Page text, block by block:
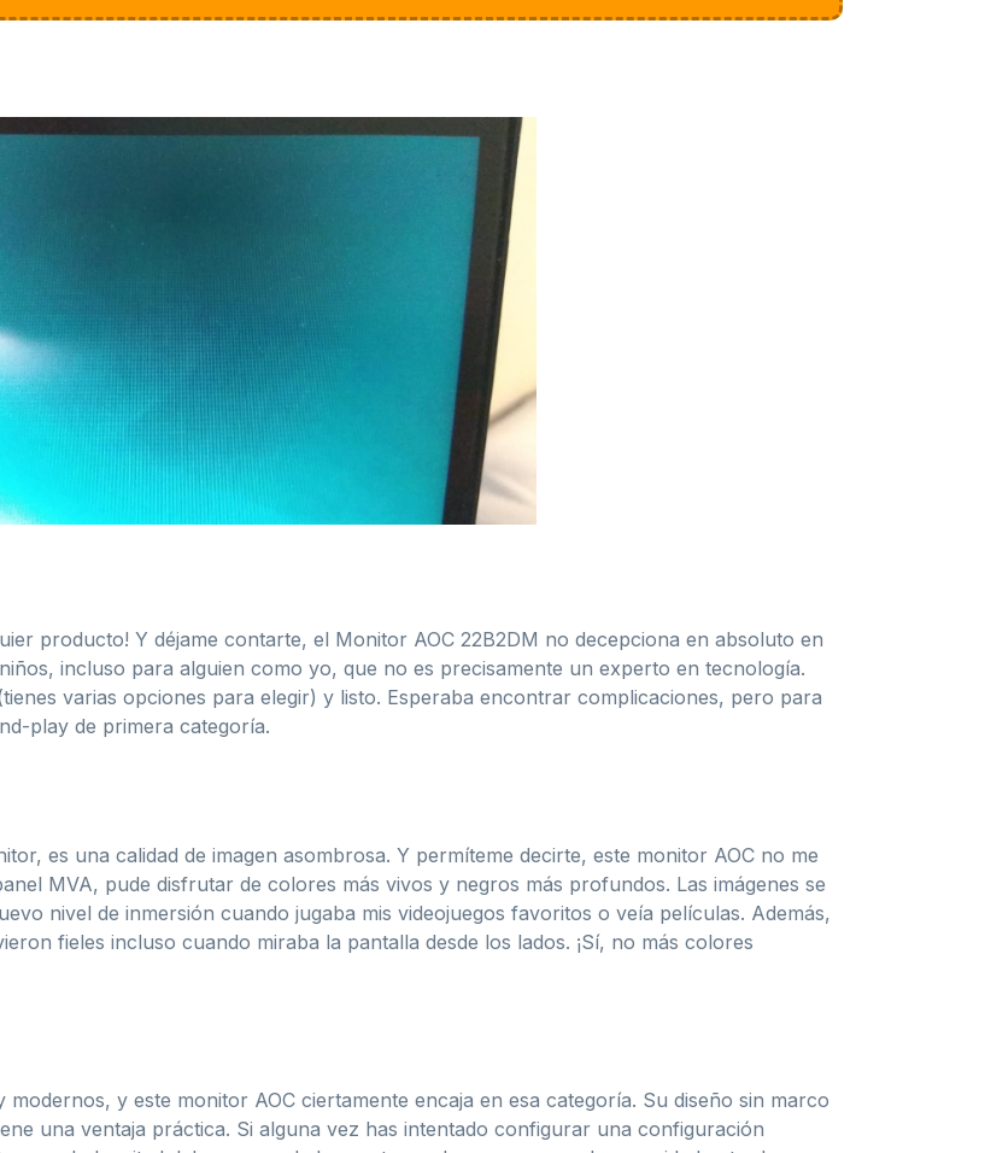
producto! Y déjame contarte, el Monitor AOC 22B2DM no decepciona en absoluto en
incluso para alguien como yo, que no es precisamente un experto en tecnología.
varias opciones para elegir) y listo. Esperaba encontrar complicaciones, pero para
play de primera categoría.
es una calidad de imagen asombrosa. Y permíteme decirte, este monitor AOC no me
MVA, pude disfrutar de colores más vivos y negros más profundos. Las imágenes se
nivel de inmersión cuando jugaba mis videojuegos favoritos o veía películas. Además,
fieles incluso cuando miraba la pantalla desde los lados. ¡Sí, no más colores
y este monitor AOC ciertamente encaja en esa categoría. Su diseño sin marco
una ventaja práctica. Si alguna vez has intentado configurar una configuración